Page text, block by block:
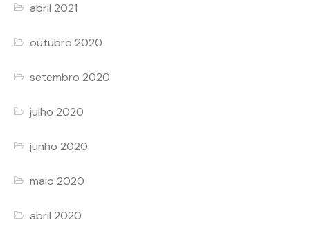
abril 2021
outubro 2020
setembro 2020
julho 2020
junho 2020
maio 2020
abril 2020